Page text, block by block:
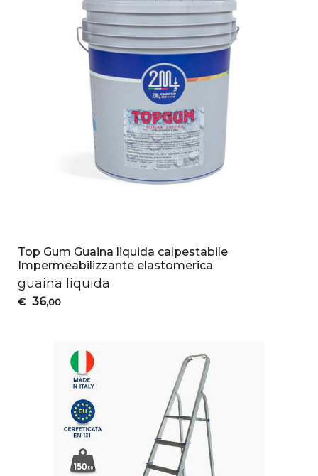
Top Gum Guaina liquida calpestabile
Impermeabilizzante elastomerica
guaina liquida
€ 36,00